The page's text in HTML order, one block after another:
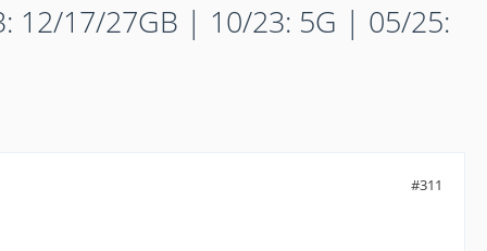
12/17/27GB | 10/23: 5G | 05/25:
#311